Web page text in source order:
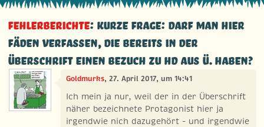
Fehlerberichte: Kurze Frage: Darf man hier
Fäden verfassen, die bereits in der
Überschrift einen Bezuch zu HD aus Ü. haben?
Goldmurks, 27. April 2017, um 14:41
Ich mein ja nur, weil der in der Überschrift
näher bezeichnete Protagonist hier ja
irgendwie nich dazugehört - und irgendwie